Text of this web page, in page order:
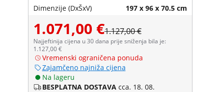
Dimenzije (DxŠxV) 197 x 96 x 70.5 cm
1.071,00 €1.127,00 €
Najjeftinija cijena u 30 dana prije sniženja bila je:
1.127,00 €
Vremenski ograničena ponuda
Zajamčeno najniža cijena
Na lageru
BESPLATNA DOSTAVA cca. 18. 08.